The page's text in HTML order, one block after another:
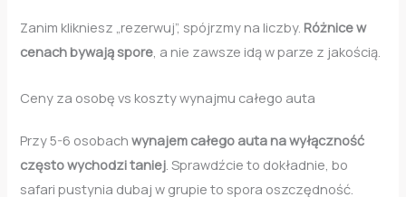
Zanim klikniesz „rezerwuj”, spójrzmy na liczby. Różnice w
cenach bywają spore, a nie zawsze idą w parze z jakością.
Ceny za osobę vs koszty wynajmu całego auta
Przy 5-6 osobachwynajem całego auta na wyłączność
często wychodzi taniej . Sprawdźcie to dokładnie, bo
safari pustynia dubaj w grupie to spora oszczędność.